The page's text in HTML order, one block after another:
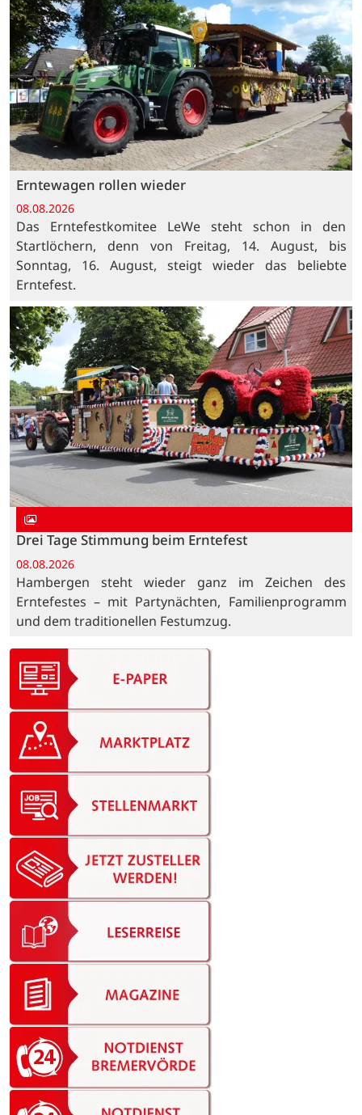
Erntewagen rollen wieder
08.08.2026
Das Erntefestkomitee LeWe steht schon in den
Startlöchern, denn von Freitag, 14. August, bis
Sonntag, 16. August, steigt wieder das beliebte
Erntefest.
Drei Tage Stimmung beim Erntefest
08.08.2026
Hambergen steht wieder ganz im Zeichen des
Erntefestes – mit Partynächten, Familienprogramm
und dem traditionellen Festumzug.